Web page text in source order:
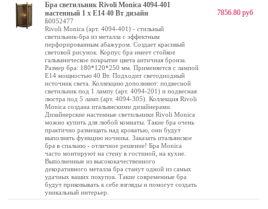
Бра светильник Rivoli Monica 4094-401
настенный 1 х Е14 40 Вт дизайн
Б0052477
Rivoli Monica (арт. 4094-401) - стильный
светильник-бра из металла с эффектным
перфорированным абажуром. Создает красивый
световой рисунок. Корпус бра имеет стойкое
гальваническое покрытие цвета античная бронза.
Размер бра: 180*120*250 мм. Применяется с лампой
Е14 мощностью 40 Вт. Подходит светодиодный
источник света. Коллекцию дополняют: подвесной
светильник под 1 лампу (арт. 4094-201) и подвесная
люстра под 5 ламп (арт. 4094-305). Коллекция Rivoli
Monica создана итальянскими дизайнерами.
Дизайнерские настенные светильники Rivoli Monica
можно купить для любой комнаты. Такие бра очень
практично размещать над кроватью, они будут
выполнять функцию ночника. Заказать итальянское
бра в спальню - отличное решение! Бра Monica
часто монтируют на стену в гостиной, на кухне.
Выполненные из высококачественного
декоративного металла бра станут одной из самых
удачных ваших покупок. Такие современные бра
будут приковывать к себе взгляды и помогут создать
уникальный интерьер.
7856.80 руб